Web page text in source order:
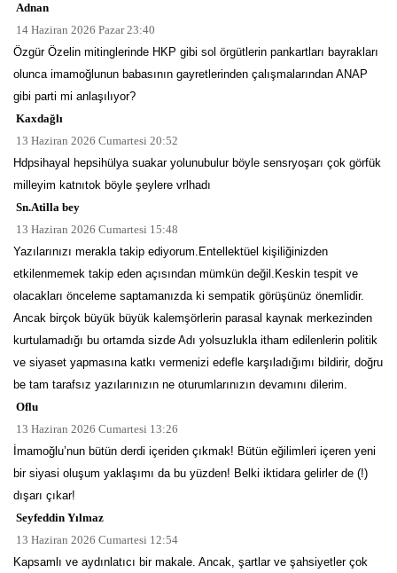
Adnan
14 Haziran 2026 Pazar 23:40
Özgür Özelin mitinglerinde HKP gibi sol örgütlerin pankartları bayrakları
olunca imamoğlunun babasının gayretlerinden çalışmalarından ANAP
gibi parti mi anlaşılıyor?
Kaxdağlı
13 Haziran 2026 Cumartesi 20:52
Hdpsihayal hepsihülya suakar yolunubulur böyle sensryoşarı çok görfük
milleyim katnıtok böyle şeylere vrlhadı
Sn.Atilla bey
13 Haziran 2026 Cumartesi 15:48
Yazılarınızı merakla takip ediyorum.Entellektüel kişiliğinizden
etkilenmemek takip eden açısından mümkün değil.Keskin tespit ve
olacakları önceleme saptamanızda ki sempatik görüşünüz önemlidir.
Ancak birçok büyük büyük kalemşörlerin parasal kaynak merkezinden
kurtulamadığı bu ortamda sizde Adı yolsuzlukla itham edilenlerin politik
ve siyaset yapmasına katkı vermenizi edefle karşıladığımı bildirir, doğru
be tam tarafsız yazılarınızın ne oturumlarınızın devamını dilerim.
Oflu
13 Haziran 2026 Cumartesi 13:26
İmamoğlu’nun bütün derdi içeriden çıkmak! Bütün eğilimleri içeren yeni
bir siyasi oluşum yaklaşımı da bu yüzden! Belki iktidara gelirler de (!)
dışarı çıkar!
Seyfeddin Yılmaz
13 Haziran 2026 Cumartesi 12:54
Kapsamlı ve aydınlatıcı bir makale. Ancak, şartlar ve şahsiyetler çok